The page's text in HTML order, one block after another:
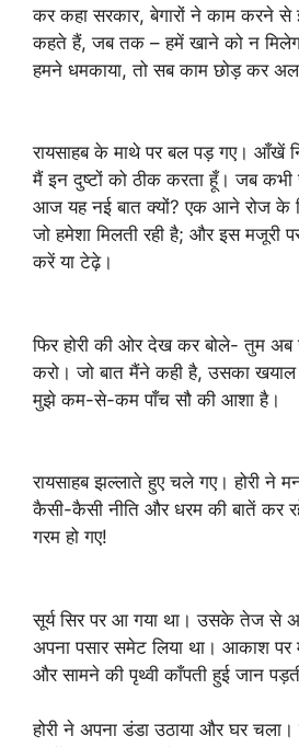
कर कहा सरकार, बेगारों ने काम करने से
कहते हैं, जब तक – हमें खाने को न
हमने धमकाया, तो सब काम छोड़ कर
रायसाहब के माथे पर बल पड़ गए। आँखें
मैं इन दुष्टों को ठीक करता हूँ। जब कभी
आज यह नई बात क्यों? एक आने रोज के
जो हमेशा मिलती रही है; और इस मजूरी
करें या टेढ़े।
फिर होरी की ओर देख कर बोले- तुम अब
करो। जो बात मैंने कही है, उसका खयाल
मुझे कम-से-कम पाँच सौ की आशा है।
रायसाहब झल्लाते हुए चले गए। होरी ने
कैसी-कैसी नीति और धरम की बातें कर
गरम हो गए!
सूर्य सिर पर आ गया था। उसके तेज से
अपना पसार समेट लिया था। आकाश पर
और सामने की पृथ्वी काँपती हुई जान
होरी ने अपना डंडा उठाया और घर